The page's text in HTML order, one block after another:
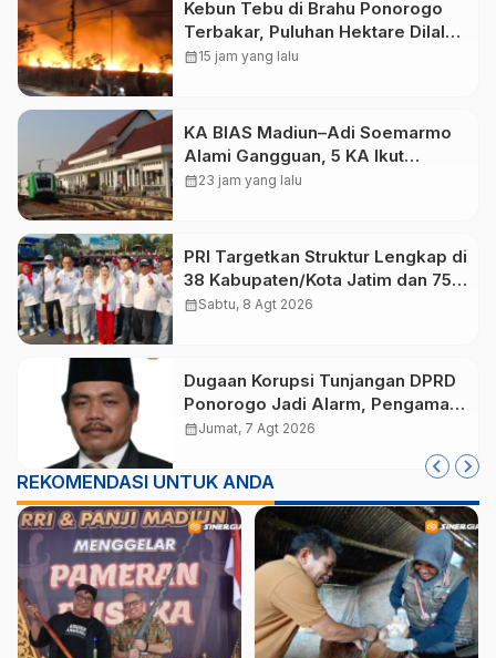
Kebun Tebu di Brahu Ponorogo
Terbakar, Puluhan Hektare Dilalap
Api
calendar_month15 jam yang lalu
KA BIAS Madiun–Adi Soemarmo
Alami Gangguan, 5 KA Ikut
Terdampak
calendar_month23 jam yang lalu
PRI Targetkan Struktur Lengkap di
38 Kabupaten/Kota Jatim dan 75
Kursi DPR RI pada Pemilu 2029
calendar_monthSabtu, 8 Agt 2026
Dugaan Korupsi Tunjangan DPRD
Ponorogo Jadi Alarm, Pengamat
Minta Magetan Perkuat Tata
calendar_monthJumat, 7 Agt 2026
REKOMENDASI UNTUK ANDA